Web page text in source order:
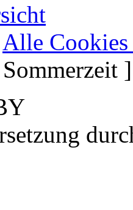
Alle Cookies
]